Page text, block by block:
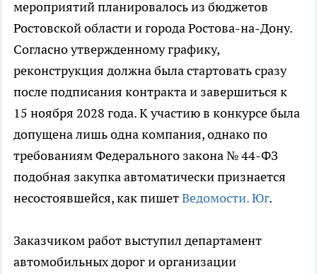
мероприятий планировалось из бюджетов
Ростовской области и города Ростова-на-Дону.
Согласно утвержденному графику,
реконструкция должна была стартовать сразу
после подписания контракта и завершиться к
15 ноября 2028 года. К участию в конкурсе была
допущена лишь одна компания, однако по
требованиям Федерального закона № 44-ФЗ
подобная закупка автоматически признается
несостоявшейся, как пишетВедомости. Юг.
Заказчиком работ выступил департамент
автомобильных дорог и организации